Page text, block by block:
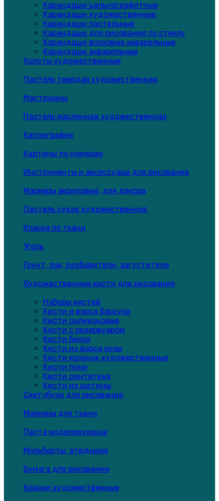
Карандаши цельнографитные
Карандаши художественные
Карандаши пастельные
Карандаши для рисования по стеклу
Карандаши восковые акварельные
Карандаши акварельные
Холсты художественные
Пастель твердая художественная
Мастихины
Пастель маслянная художественная
Каллиграфия
Картины по номерам
Инструменты и аксессуары для рисования
Маркеры акриловые, для декора
Пастель сухая художественная
Краска по ткани
Уголь
Грунт, лак, разбавители, загустители
Художественные кисти для рисования
Наборы кистей
Кисти и ворса барсука
Кисти силиконовые
Кисти с резервуаром
Кисти белка
Кисти из ворса козы
Кисти колонок художественные
Кисти пони
Кисти синтетика
Кисти из щетины
Скетчбуки для рисования
Маркеры для ткани
Паста моделирующая
Мольберты, этюдники
Бумага для рисования
Краски художественные